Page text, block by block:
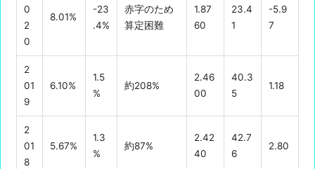
0
2
0
8.01%
-23
.4%
赤字のため
算定困難
1.87
60
23.4
1
-5.9
7
2
01
9
6.10%
1.5
%
約208%
2.46
00
40.3
5
1.18
2
01
8
5.67%
1.3
%
約87%
2.42
40
42.7
6
2.80